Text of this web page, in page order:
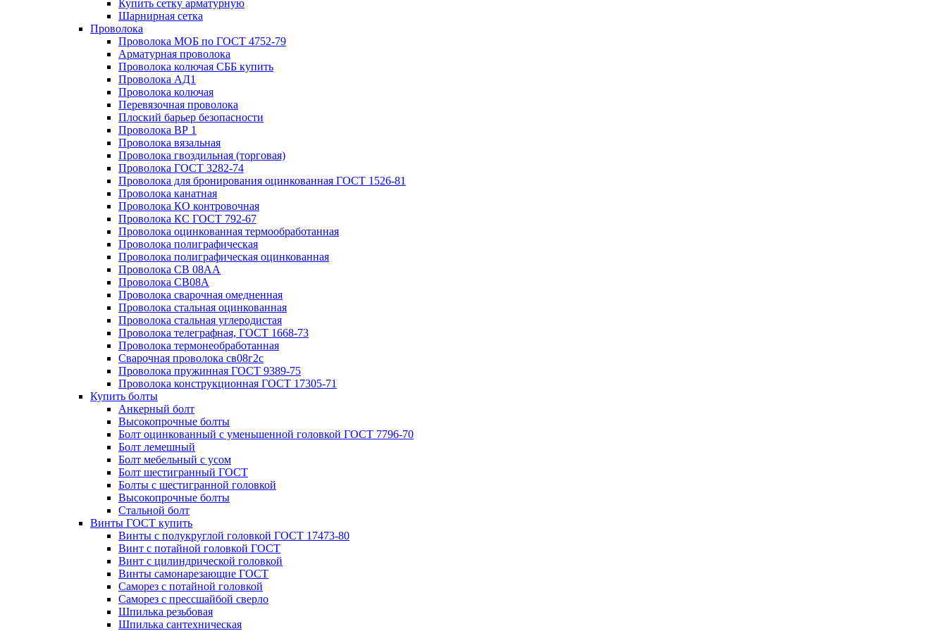
Купить сетку арматурную
Шарнирная сетка
Проволока
Проволока МОБ по ГОСТ 4752-79
Арматурная проволока
Проволока колючая СББ купить
Проволока АД1
Проволока колючая
Перевязочная проволока
Плоский барьер безопасности
Проволока ВР 1
Проволока вязальная
Проволока гвоздильная (торговая)
Проволока ГОСТ 3282-74
Проволока для бронирования оцинкованная ГОСТ 1526-81
Проволока канатная
Проволока КО контровочная
Проволока КС ГОСТ 792-67
Проволока оцинкованная термообработанная
Проволока полиграфическая
Проволока полиграфическая оцинкованная
Проволока СВ 08АА
Проволока СВ08А
Проволока сварочная омедненная
Проволока стальная оцинкованная
Проволока стальная углеродистая
Проволока телеграфная, ГОСТ 1668-73
Проволока термонеобработанная
Сварочная проволока св08г2с
Проволока пружинная ГОСТ 9389-75
Проволока конструкционная ГОСТ 17305-71
Купить болты
Анкерный болт
Высокопрочные болты
Болт оцинкованный с уменьшенной головкой ГОСТ 7796-70
Болт лемешный
Болт мебельный с усом
Болт шестигранный ГОСТ
Болты с шестигранной головкой
Высокопрочные болты
Стальной болт
Винты ГОСТ купить
Винты с полукруглой головкой ГОСТ 17473-80
Винт с потайной головкой ГОСТ
Винт с цилиндрической головкой
Винты самонарезающие ГОСТ
Саморез с потайной головкой
Саморез с прессшайбой сверло
Шпилька резьбовая
Шпилька сантехническая